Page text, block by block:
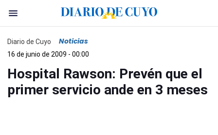
Diario de Cuyo Noticias
16 de junio de 2009 - 00:00
Hospital Rawson: Prevén que el
primer servicio ande en 3 meses